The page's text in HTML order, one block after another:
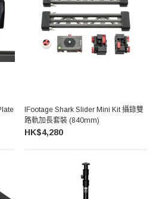
IFootage Shark Slider Mini Kit 攝錄雙
路軌加長套裝 (840mm)
HK$4,280